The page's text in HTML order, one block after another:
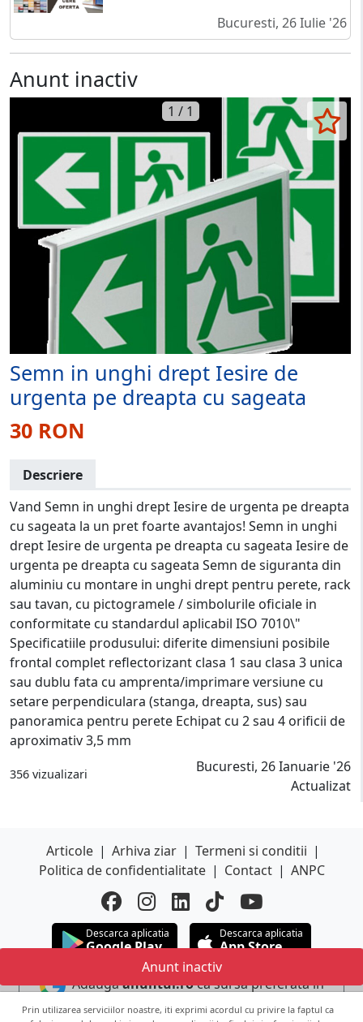
Bucuresti, 26 Iulie '26
Anunt inactiv
1 / 1
Semn in unghi drept Iesire de
urgenta pe dreapta cu sageata
30 RON
Descriere
Vand Semn in unghi drept Iesire de urgenta pe dreapta
cu sageata la un pret foarte avantajos! Semn in unghi
drept Iesire de urgenta pe dreapta cu sageata Iesire de
urgenta pe dreapta cu sageata Semn de siguranta din
aluminiu cu montare in unghi drept pentru perete, rack
sau tavan, cu pictogramele / simbolurile oficiale in
conformitate cu standardul aplicabil ISO 7010\"
Specificatiile produsului: diferite dimensiuni posibile
frontal complet reflectorizant clasa 1 sau clasa 3 unica
sau dublu fata cu amprenta/imprimare versiune cu
setare perpendiculara (stanga, dreapta, sus) sau
panoramica pentru perete Echipat cu 2 sau 4 orificii de
aproximativ 3,5 mm
356 vizualizari
Bucuresti, 26 Ianuarie '26
Actualizat
Anunt inactiv
Prin utilizarea serviciilor noastre, iti exprimi acordul cu privire la faptul ca
Articole | Arhiva ziar | Termeni si conditii |
Politica de confidentialitate | Contact | ANPC
Descarca aplicatia
Google Play
Descarca aplicatia
App Store
Adaugaanuntul.roca sursa preferata in
Google